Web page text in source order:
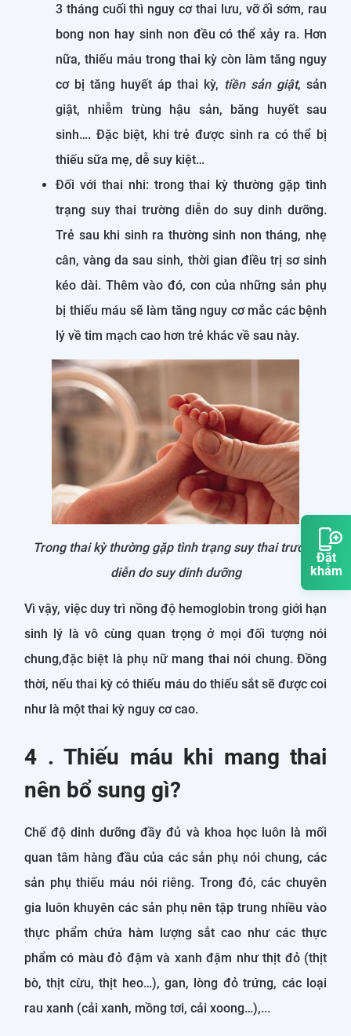
Đặt
khám
3 tháng cuối thì nguy cơ thai lưu, vỡ ối sớm, rau
bong non hay sinh non đều có thể xảy ra. Hơn
nữa, thiếu máu trong thai kỳ còn làm tăng nguy
cơ bị tăng huyết áp thai kỳ, tiền sản giật, sản
giật, nhiễm trùng hậu sản, băng huyết sau
sinh…. Đặc biệt, khi trẻ được sinh ra có thể bị
thiếu sữa mẹ, dễ suy kiệt…
Đối với thai nhi: trong thai kỳ thường gặp tình
trạng suy thai trường diễn do suy dinh dưỡng.
Trẻ sau khi sinh ra thường sinh non tháng, nhẹ
cân, vàng da sau sinh, thời gian điều trị sơ sinh
kéo dài. Thêm vào đó, con của những sản phụ
bị thiếu máu sẽ làm tăng nguy cơ mắc các bệnh
lý về tim mạch cao hơn trẻ khác về sau này.
Trong thai kỳ thường gặp tình trạng suy thai trường
diễn do suy dinh dưỡng
Vì vậy, việc duy trì nồng độ hemoglobin trong giới hạn
sinh lý là vô cùng quan trọng ở mọi đối tượng nói
chung,đặc biệt là phụ nữ mang thai nói chung. Đồng
thời, nếu thai kỳ có thiếu máu do thiếu sắt sẽ được coi
như là một thai kỳ nguy cơ cao.
4 . Thiếu máu khi mang thai
nên bổ sung gì?
Chế độ dinh dưỡng đầy đủ và khoa học luôn là mối
quan tâm hàng đầu của các sản phụ nói chung, các
sản phụ thiếu máu nói riêng. Trong đó, các chuyên
gia luôn khuyên các sản phụ nên tập trung nhiều vào
thực phẩm chứa hàm lượng sắt cao như các thực
phẩm có màu đỏ đậm và xanh đậm như thịt đỏ (thịt
bò, thịt cừu, thịt heo…), gan, lòng đỏ trứng, các loại
rau xanh (cải xanh, mồng tơi, cải xoong…),...